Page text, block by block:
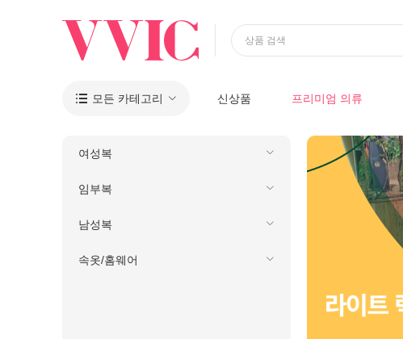
상품 검색
 모든 카테고리 신상품 프리미엄 의류
여성복
임부복
남성복
속옷/홈웨어